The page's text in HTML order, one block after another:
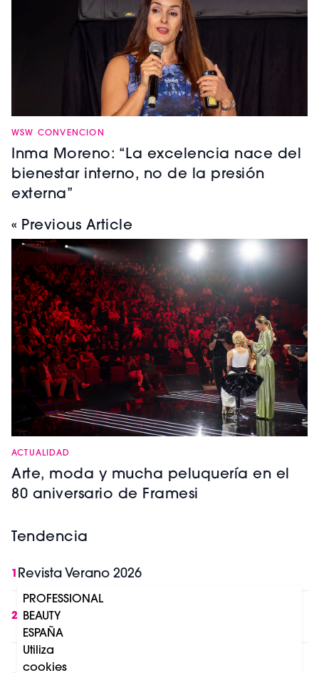
WSW CONVENCION
Inma Moreno: “La excelencia nace del
bienestar interno, no de la presión
externa”
« Previous Article
ACTUALIDAD
Arte, moda y mucha peluquería en el
80 aniversario de Framesi
Tendencia
1 Revista Verano 2026
2
IA y belleza profesional: lo que cambia en
Europa a partir de Agosto 2026
PROFESSIONAL
BEAUTY
ESPAÑA
Utiliza
cookies